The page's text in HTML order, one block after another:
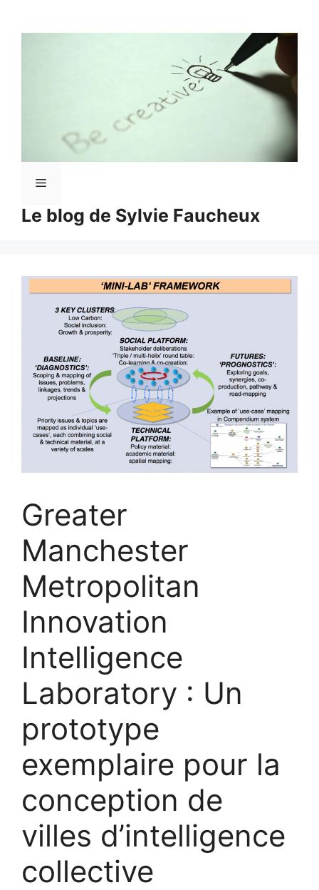
Le blog de Sylvie Faucheux
Menu
Greater
Manchester
Metropolitan
Innovation
Intelligence
Laboratory : Un
prototype
exemplaire pour la
conception de
villes d’intelligence
collective